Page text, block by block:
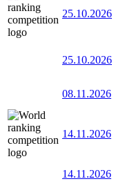
25.10.2026
25.10.2026
08.11.2026
14.11.2026
14.11.2026